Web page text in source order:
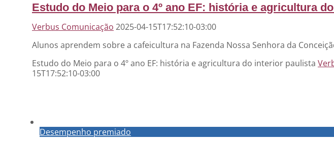
Estudo do Meio para o 4º ano EF: história e agricultura
Verbus Comunicação 2025-04-15T17:52:10-03:00
Alunos aprendem sobre a cafeicultura na Fazenda Nossa Senhora da
Estudo do Meio para o 4º ano EF: história e agricultura do interior paulista
15T17:52:10-03:00
Desempenho premiado